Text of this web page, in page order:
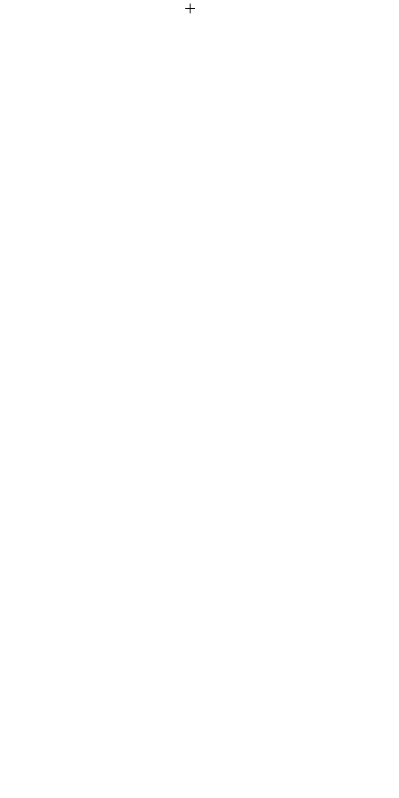
płatności i wysyłki (ikonka
z dodatkiem płynu z lanoliną